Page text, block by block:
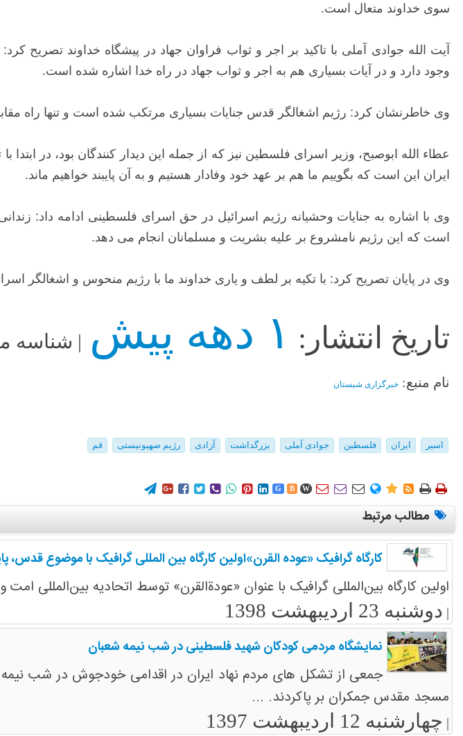
سوی خداوند متعال است.
آیت الله جوادی آملی با تاکید بر اجر و ثواب فراوان جهاد در پیشگاه خداوند تصریح
وجود دارد و در آیات بسیاری هم به اجر و ثواب جهاد در راه خدا اشاره شده است.
وی خاطرنشان کرد: رژیم اشغالگر قدس جنایات بسیاری مرتکب شده است و تنها راه
عطاء الله ابوصبح، وزیر اسرای فلسطین نیز که از جمله این دیدار کنندگان بود، در
ایران این است که بگوییم ما هم بر عهد خود وفادار هستیم و به آن پایبند خواهیم ماند.
وی با اشاره به جنایات وحشیانه رژیم اسرائیل در حق اسرای فلسطینی ادامه داد:
است که این رژیم نامشروع بر علیه بشریت و مسلمانان انجام می دهد.
وی در پایان تصریح کرد: با تکیه بر لطف و یاری خداوند ما با رژیم منحوس و اشغالگر
تاریخ انتشار: ۱ دهه پیش | شناسه
نام منبع: خبرگزاری شبستان
اسیر ایران فلسطین جوادی آملی بزرگداشت آزادی رژیم صهیونیستی قم
        G B W        
مطالب مرتبط
کارگاه گرافیک «عوده القرن»اولین کارگاه بین المللی گرافیک با موضوع
اولین کارگاه بین‌المللی گرافیک با عنوان «عودةالقرن» توسط اتحادیه
| دوشنبه 23 اردیبهشت 1398
نمایشگاه مردمی کودکان شهید فلسطینی در شب نیمه شعبان
جمعی از تشکل های مردم نهاد ایران در اقدامی خودجوش در شب
مسجد مقدس جمکران بر پاکردند. ...
| چهارشنبه 12 اردیبهشت 1397